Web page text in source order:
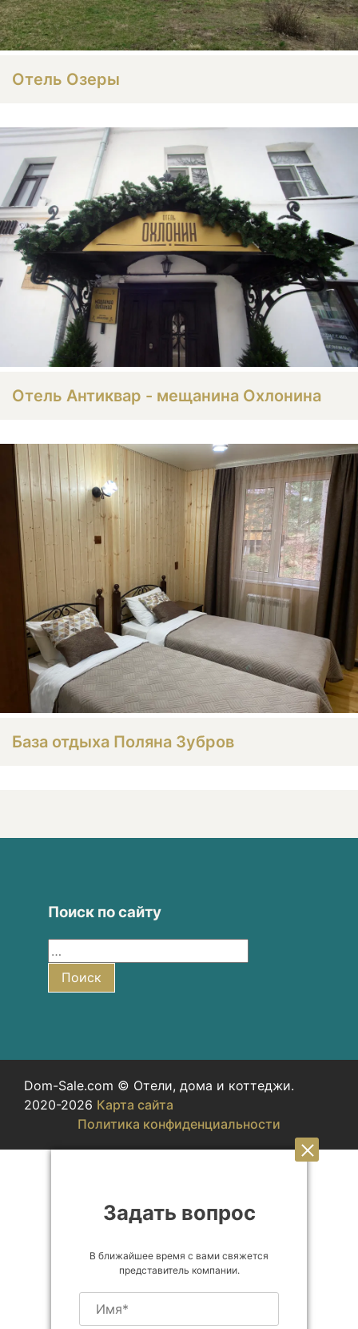
Отель Озеры
Отель Антиквар - мещанина Охлонина
База отдыха Поляна Зубров
Поиск по сайту
Поиск
Dom-Sale.com © Отели, дома и коттеджи.
2020-2026 Карта сайта
Политика конфиденциальности
Задать вопрос
В ближайшее время с вами свяжется
представитель компании.